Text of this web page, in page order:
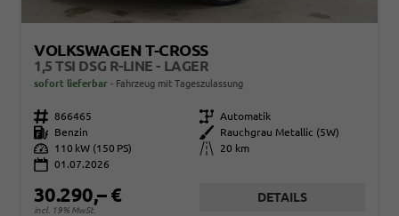
VOLKSWAGEN T-CROSS
1,5 TSI DSG R-LINE - LAGER
sofort lieferbar Fahrzeug mit Tageszulassung
Fahrzeugnr. 866465 Getriebe Automatik
Kraftstoff
Benzin Außenfarbe
Rauchgrau Metallic (5W)
Leistung
110 kW (150 PS) Kilometerstand
20 km
01.07.2026
30.290,– €
incl. 19% MwSt.
DETAILS